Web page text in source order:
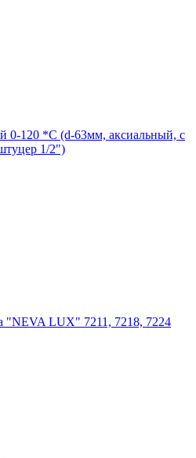
0-120 *C (d-63мм, аксиальный, с
1/2")
"NEVA LUX" 7211, 7218, 7224